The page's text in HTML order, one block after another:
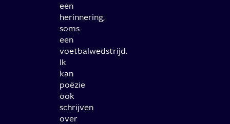
een
herinnering,
soms
een
voetbalwedstrijd.
Ik
kan
poëzie
ook
schrijven
over